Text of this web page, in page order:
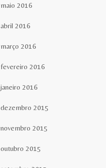
maio 2016
abril 2016
março 2016
fevereiro 2016
janeiro 2016
dezembro 2015
novembro 2015
outubro 2015